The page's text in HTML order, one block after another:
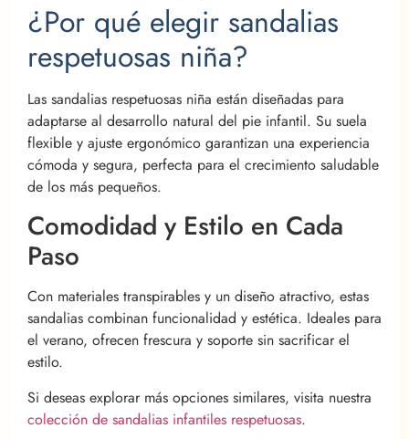
¿Por qué elegir sandalias
respetuosas niña?
Las sandalias respetuosas niña están diseñadas para
adaptarse al desarrollo natural del pie infantil. Su suela
flexible y ajuste ergonómico garantizan una experiencia
cómoda y segura, perfecta para el crecimiento saludable
de los más pequeños.
Comodidad y Estilo en Cada
Paso
Con materiales transpirables y un diseño atractivo, estas
sandalias combinan funcionalidad y estética. Ideales para
el verano, ofrecen frescura y soporte sin sacrificar el
estilo.
Si deseas explorar más opciones similares, visita nuestra
colección de sandalias infantiles respetuosas.